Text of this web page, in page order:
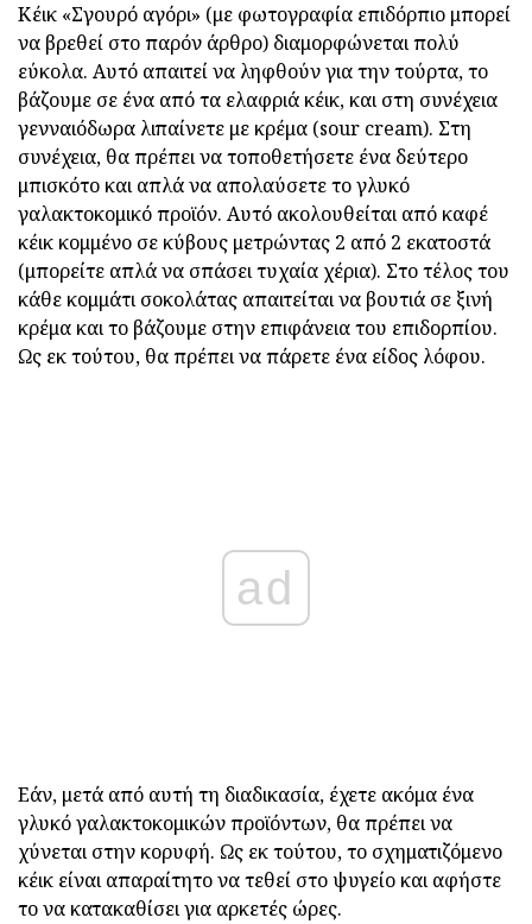
Κέικ «Σγουρό αγόρι» (με φωτογραφία επιδόρπιο μπορεί
να βρεθεί στο παρόν άρθρο) διαμορφώνεται πολύ
εύκολα. Αυτό απαιτεί να ληφθούν για την τούρτα, το
βάζουμε σε ένα από τα ελαφριά κέικ, και στη συνέχεια
γενναιόδωρα λιπαίνετε με κρέμα (sour cream). Στη
συνέχεια, θα πρέπει να τοποθετήσετε ένα δεύτερο
μπισκότο και απλά να απολαύσετε το γλυκό
γαλακτοκομικό προϊόν. Αυτό ακολουθείται από καφέ
κέικ κομμένο σε κύβους μετρώντας 2 από 2 εκατοστά
(μπορείτε απλά να σπάσει τυχαία χέρια). Στο τέλος του
κάθε κομμάτι σοκολάτας απαιτείται να βουτιά σε ξινή
κρέμα και το βάζουμε στην επιφάνεια του επιδορπίου.
Ως εκ τούτου, θα πρέπει να πάρετε ένα είδος λόφου.
ad
Εάν, μετά από αυτή τη διαδικασία, έχετε ακόμα ένα
γλυκό γαλακτοκομικών προϊόντων, θα πρέπει να
χύνεται στην κορυφή. Ως εκ τούτου, το σχηματιζόμενο
κέικ είναι απαραίτητο να τεθεί στο ψυγείο και αφήστε
το να κατακαθίσει για αρκετές ώρες.